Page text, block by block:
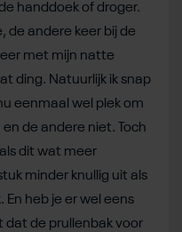
handdoek of droger.
de andere keer bij de
met mijn natte
ding. Natuurlijk ik snap
eenmaal wel plek om
de andere niet. Toch
dit wat meer
minder knullig uit als
En heb je er wel eens
de prullenbak voor